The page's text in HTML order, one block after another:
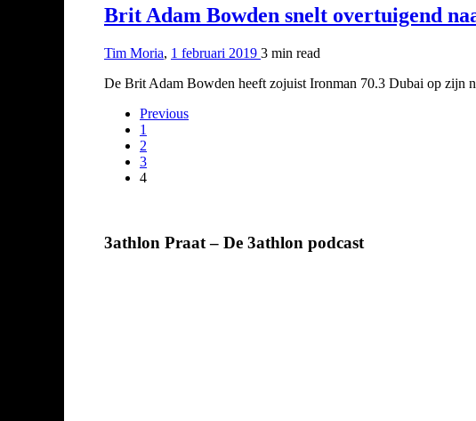
Brit Adam Bowden snelt overtuigend
Tim Moria, 1 februari 2019 3 min read
De Brit Adam Bowden heeft zojuist Ironman 70.3 Dubai op zijn
Previous
1
2
3
4
3athlon Praat – De 3athlon podcast